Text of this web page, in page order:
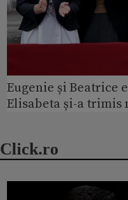
Eugenie și Beatrice
Elisabeta și-a trimis
Click.ro